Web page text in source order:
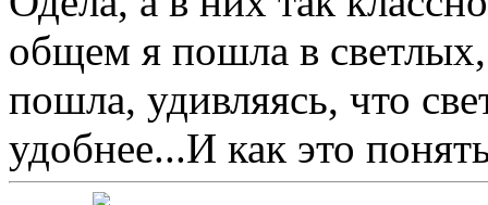
общем я пошла в
пошла, удивляясь, что
удобнее...И как это